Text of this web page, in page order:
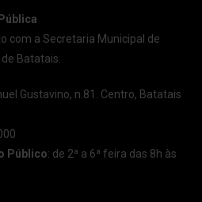
com a Secretaria Municipal de
Batatais.
Gustavino, n.81. Centro, Batatais
Público: de 2ª a 6ª feira das 8h às